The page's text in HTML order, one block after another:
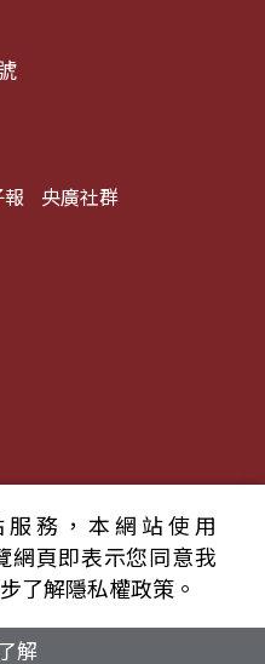
央廣社群
播電臺 版權所有
條款 隱私權條款
務，本網站使用
網頁即表示您同意我
了解隱私權政策。
解